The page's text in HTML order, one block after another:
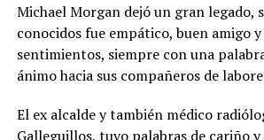
Michael Morgan dejó un gran legado,
conocidos fue empático, buen amigo
sentimientos, siempre con una
ánimo hacia sus compañeros de
El ex alcalde y también médico
Galleguillos, tuvo palabras de cariño